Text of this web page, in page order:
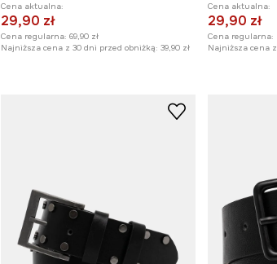
Cena aktualna:
29,90 zł
Cena regularna: 69,90 zł
Najniższa cena z 30 dni przed obniżką: 39,90 zł
Cena aktualna:
29,90 zł
Cena regularna:
Najniższa cena